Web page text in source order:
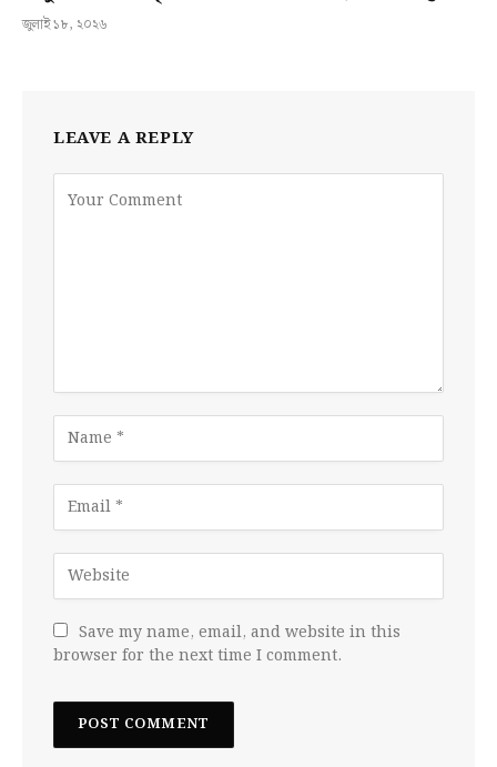
জুলাই ১৮, ২০২৬
LEAVE A REPLY
Save my name, email, and website in this
browser for the next time I comment.